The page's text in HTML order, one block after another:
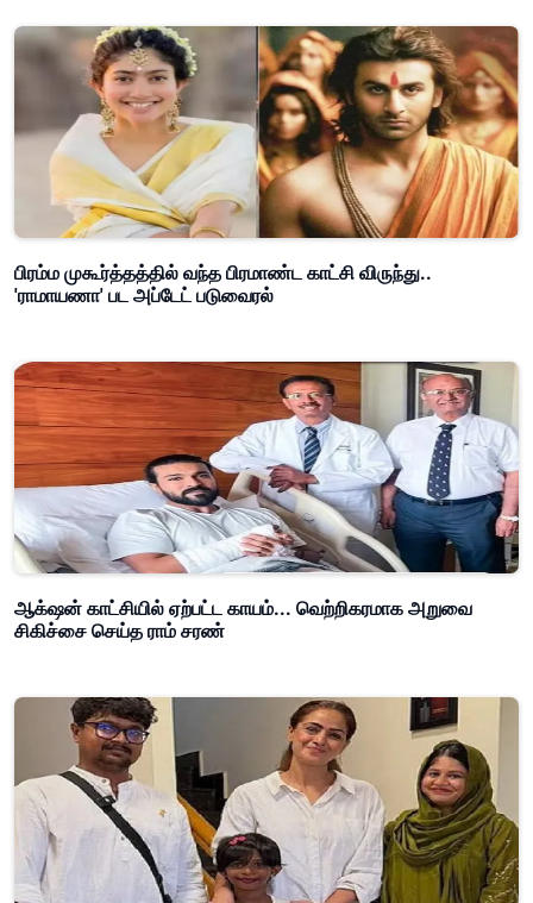
பிரம்ம முகூர்த்தத்தில் வந்த பிரமாண்ட காட்சி விருந்து..
'ராமாயணா' பட அப்டேட் படுவைரல்
ஆக்‌ஷன் காட்சியில் ஏற்பட்ட காயம்... வெற்றிகரமாக அறுவை
சிகிச்சை செய்த ராம் சரண்